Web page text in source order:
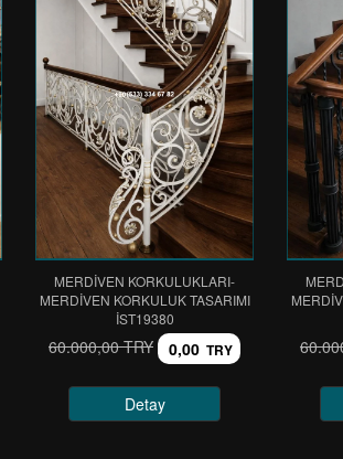
MERDİVEN KORKULUKLARI-
MERDİVEN KORKULUK TASARIMI
IST19380
60.000,00 TRY 0,00 TRY
Detay